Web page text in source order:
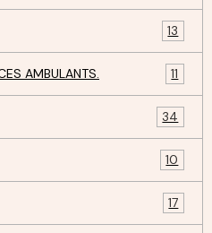
13
AMBULANTS. 11
34
10
17